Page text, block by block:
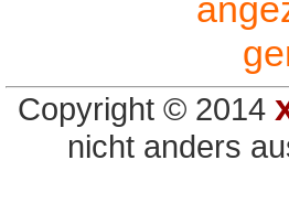
Copyright © 2014
nicht anders